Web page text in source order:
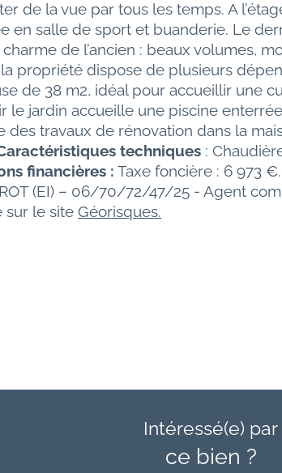
de la vue par tous les temps. A
en salle de sport et buanderie. Le
de l’ancien : beaux volumes,
propriété dispose de plusieurs
de 38 m2, idéal pour accueillir une
jardin accueille une piscine
travaux de rénovation dans la
techniques :
financières : Taxe foncière : 6 973
(EI) – 06/70/72/47/25 - Agent
sur le site Géorisques.
Intéressé(e) par
ce bien ?